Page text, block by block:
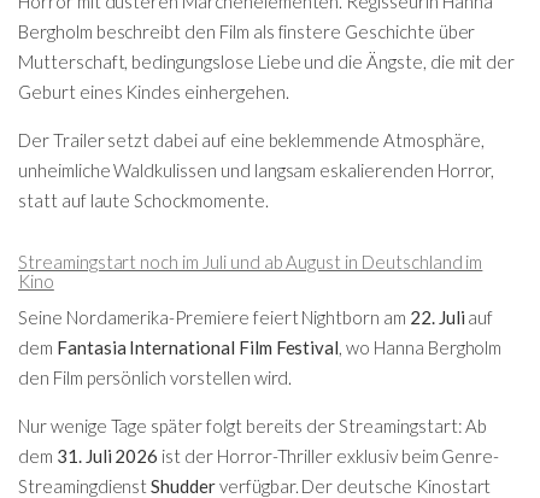
Bergholm beschreibt den Film als finstere Geschichte über
Mutterschaft, bedingungslose Liebe und die Ängste, die mit der
Geburt eines Kindes einhergehen.
Der Trailer setzt dabei auf eine beklemmende Atmosphäre,
unheimliche Waldkulissen und langsam eskalierenden Horror,
statt auf laute Schockmomente.
Streamingstart noch im Juli und ab August in Deutschland im
Kino
Seine Nordamerika-Premiere feiert Nightborn am 22. Juli auf
dem Fantasia International Film Festival, wo Hanna Bergholm
den Film persönlich vorstellen wird.
Nur wenige Tage später folgt bereits der Streamingstart: Ab
dem 31. Juli 2026 ist der Horror-Thriller exklusiv beim Genre-
StreamingdienstShudderverfügbar. Der deutsche Kinostart